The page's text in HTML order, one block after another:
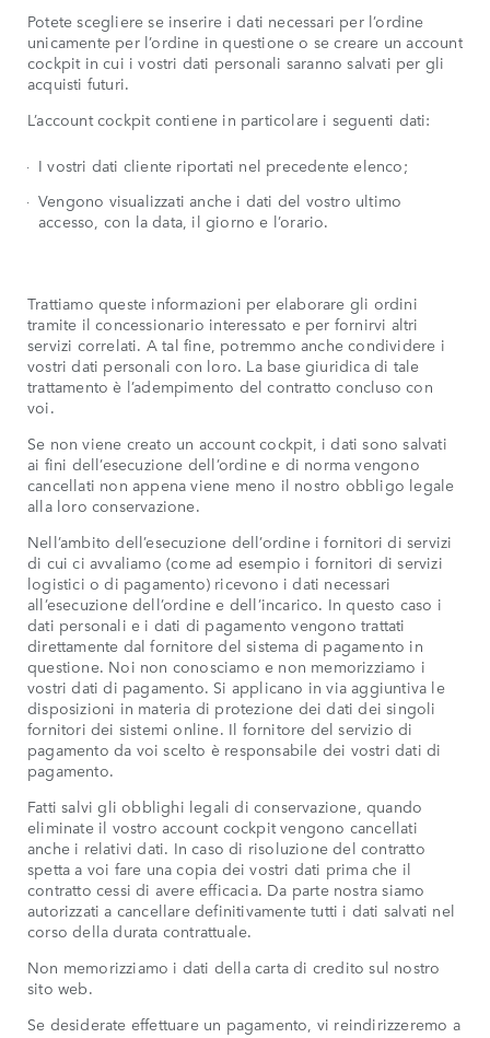
Potete scegliere se inserire i dati necessari per l’ordine
unicamente per l’ordine in questione o se creare un account
cockpit in cui i vostri dati personali saranno salvati per gli
acquisti futuri.
L’account cockpit contiene in particolare i seguenti dati:
I vostri dati cliente riportati nel precedente elenco;
Vengono visualizzati anche i dati del vostro ultimo
accesso, con la data, il giorno e l’orario.
Trattiamo queste informazioni per elaborare gli ordini
tramite il concessionario interessato e per fornirvi altri
servizi correlati. A tal fine, potremmo anche condividere i
vostri dati personali con loro. La base giuridica di tale
trattamento è l’adempimento del contratto concluso con
voi.
Se non viene creato un account cockpit, i dati sono salvati
ai fini dell’esecuzione dell’ordine e di norma vengono
cancellati non appena viene meno il nostro obbligo legale
alla loro conservazione.
Nell’ambito dell’esecuzione dell’ordine i fornitori di servizi
di cui ci avvaliamo (come ad esempio i fornitori di servizi
logistici o di pagamento) ricevono i dati necessari
all’esecuzione dell’ordine e dell’incarico. In questo caso i
dati personali e i dati di pagamento vengono trattati
direttamente dal fornitore del sistema di pagamento in
questione. Noi non conosciamo e non memorizziamo i
vostri dati di pagamento. Si applicano in via aggiuntiva le
disposizioni in materia di protezione dei dati dei singoli
fornitori dei sistemi online. Il fornitore del servizio di
pagamento da voi scelto è responsabile dei vostri dati di
pagamento.
Fatti salvi gli obblighi legali di conservazione, quando
eliminate il vostro account cockpit vengono cancellati
anche i relativi dati. In caso di risoluzione del contratto
spetta a voi fare una copia dei vostri dati prima che il
contratto cessi di avere efficacia. Da parte nostra siamo
autorizzati a cancellare definitivamente tutti i dati salvati nel
corso della durata contrattuale.
Non memorizziamo i dati della carta di credito sul nostro
sito web.
Se desiderate effettuare un pagamento, vi reindirizzeremo a